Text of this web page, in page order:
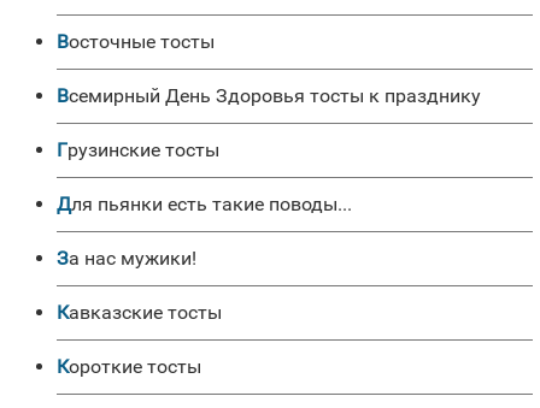
Восточные тосты
Всемирный День Здоровья тосты к празднику
Грузинские тосты
Для пьянки есть такие поводы...
За нас мужики!
Кавказские тосты
Короткие тосты